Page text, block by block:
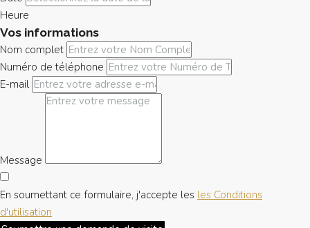
Heure
Vos informations
Nom complet
Numéro de téléphone
E-mail
Message
En soumettant ce formulaire, j'accepte les les Conditions
d'utilisation